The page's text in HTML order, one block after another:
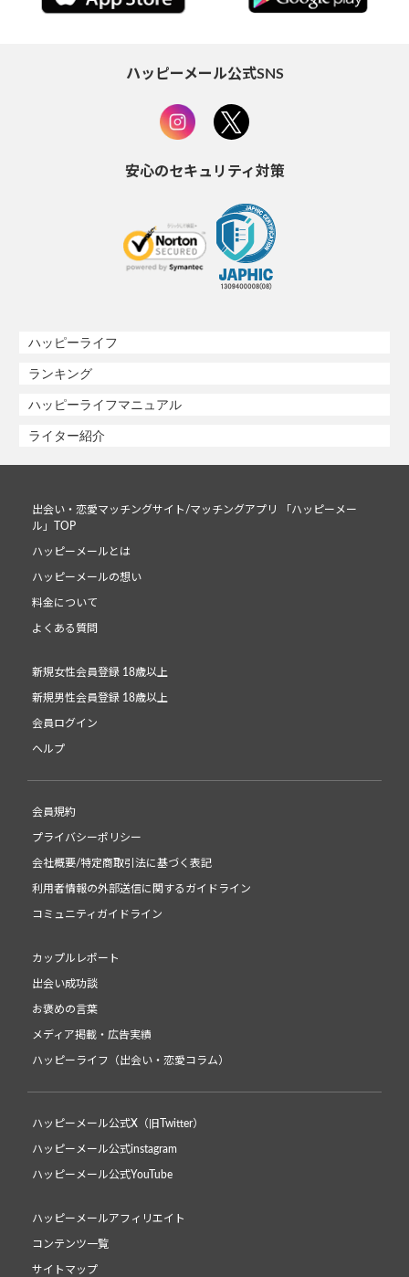
ハッピーメール公式SNS
安心のセキュリティ対策
ハッピーライフ
ランキング
ハッピーライフマニュアル
ライター紹介
出会い・恋愛マッチングサイト/マッチングアプリ 「ハッピーメー
ル」TOP
ハッピーメールとは
ハッピーメールの想い
料金について
よくある質問
新規女性会員登録 18歳以上
新規男性会員登録 18歳以上
会員ログイン
ヘルプ
会員規約
プライバシーポリシー
会社概要/特定商取引法に基づく表記
利用者情報の外部送信に関するガイドライン
コミュニティガイドライン
カップルレポート
出会い成功談
お褒めの言葉
メディア掲載・広告実績
ハッピーライフ（出会い・恋愛コラム）
ハッピーメール公式X（旧Twitter）
ハッピーメール公式instagram
ハッピーメール公式YouTube
ハッピーメールアフィリエイト
コンテンツ一覧
サイトマップ